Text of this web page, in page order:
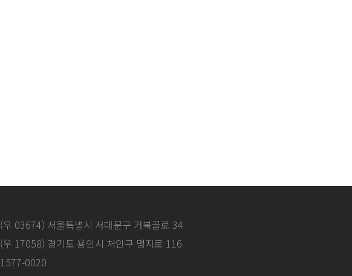
(우 03674) 서울특별시 서대문구 거북골로 34
(우 17058) 경기도 용인시 처인구 명지로 116
1577-0020